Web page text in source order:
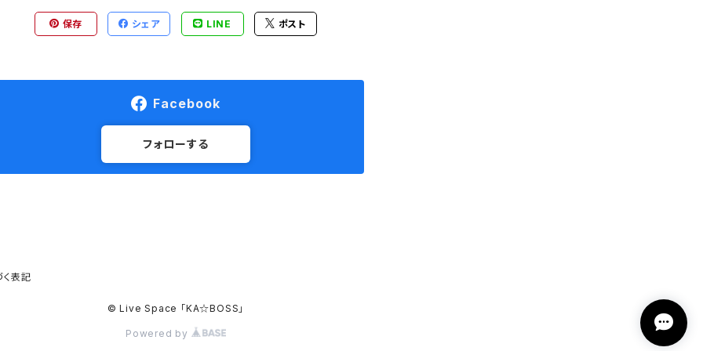
保存 シェア LINE ポスト
Facebook
フォローする
表記
© Live Space 「KA☆BOSS」
Powered by